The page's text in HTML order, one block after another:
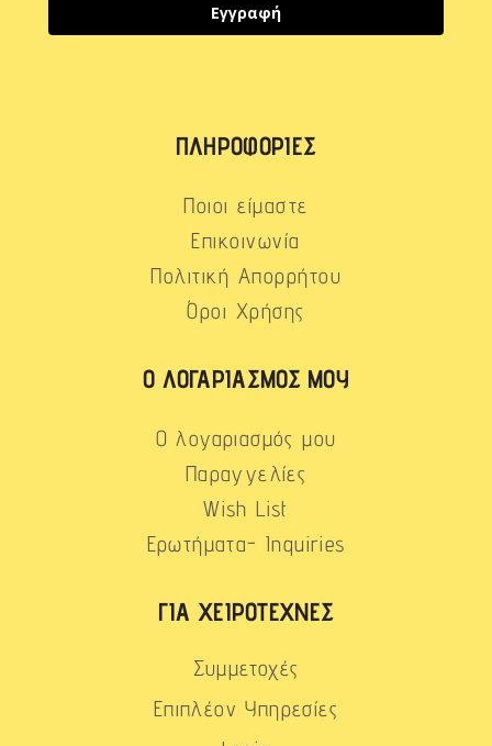
Εγγραφή
ΠΛΗΡΟΦΟΡΊΕΣ
Ποιοι είμαστε
Επικοινωνία
Πολιτική Απορρήτου
Όροι Χρήσης
Ο ΛΟΓΑΡΙΑΣΜΌΣ ΜΟΥ
Ο λογαριασμός μου
Παραγγελίες
Wish List
Ερωτήματα- Inquiries
ΓΙΑ ΧΕΙΡΟΤΈΧΝΕΣ
Συμμετοχές
Επιπλέον Υπηρεσίες